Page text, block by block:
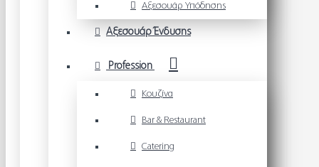
Αξεσουάρ Υπόδησης
Αξεσουάρ Ένδυσης
Profession
Κουζίνα
Bar & Restaurant
Catering